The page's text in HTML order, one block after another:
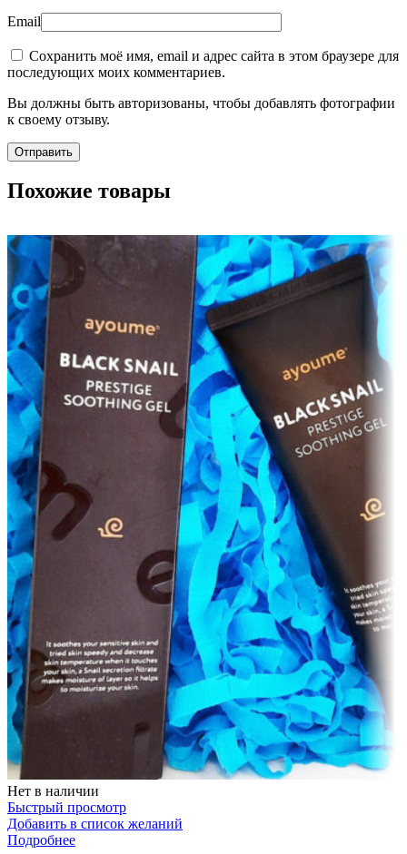
Email
Сохранить моё имя, email и адрес сайта в этом браузере для
последующих моих комментариев.
Вы должны быть авторизованы, чтобы добавлять фотографии
к своему отзыву.
Похожие товары
Нет в наличии
Быстрый просмотр
Добавить в список желаний
Подробнее